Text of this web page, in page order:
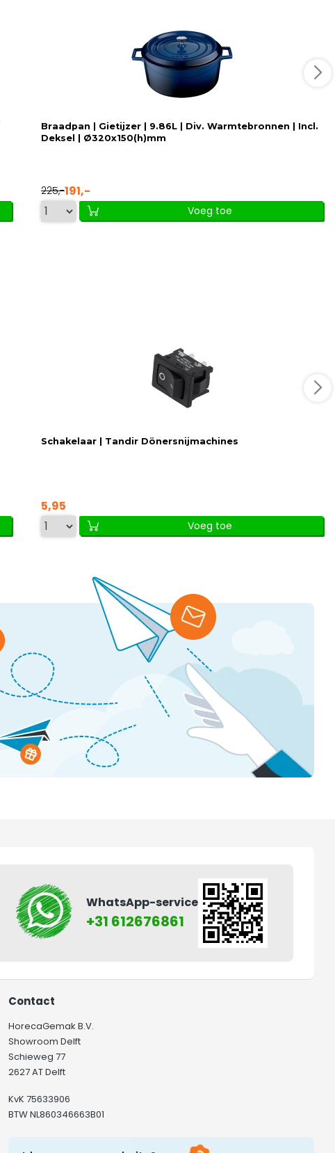
Braadpan | Gietijzer | 9.86L | Div. Warmtebronnen | Incl.
Deksel | Ø320x150(h)mm
225,-191,-
Voeg toe
Schakelaar | Tandir Dönersnijmachines
5,95
Voeg toe
WhatsApp-service
+31 612676861
Contact
HorecaGemak B.V.
Showroom Delft
Schieweg 77
2627 AT Delft
KvK 75633906
BTW NL860346663B01